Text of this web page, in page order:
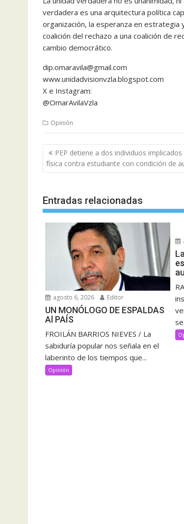
verdadera es una arquitectura política
organización, la esperanza en estrategia
coalición del rechazo a una coalición de
cambio democrático.
dip.omaravila@gmail.com
www.unidadvisionvzla.blogspot.com
X e Instagram:
@OmarAvilaVzla
Opinión
Navegación
de
entradas
PEP detiene a dos individuos
física contra estudiante con condición de
Entradas relacionadas
agosto 6, 2026 Editor
UN MONÓLOGO DE ESPALDAS
Al PAÍS
FROILÁN BARRIOS NIEVES / La
sabiduría popular nos señala en el
laberinto de los tiempos que...
Opinión